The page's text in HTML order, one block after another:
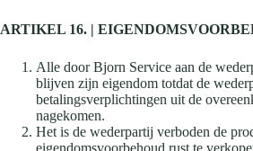
ARTIKEL 16. |
Alle door Bjorn Service aan de
blijven zijn eigendom totdat de
betalingsverplichtingen uit de
nagekomen.
Het is de wederpartij verboden de
eigendomsvoorbehoud rust te